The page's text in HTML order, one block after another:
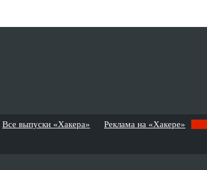
Все выпуски «Хакера» Реклама на «Хакере»